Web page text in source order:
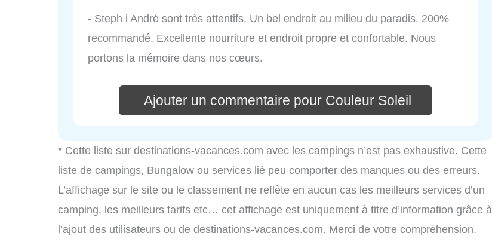
- Steph i André sont très attentifs. Un bel endroit au milieu du paradis. 200%
recommandé. Excellente nourriture et endroit propre et confortable. Nous
portons la mémoire dans nos cœurs.
Ajouter un commentaire pour Couleur Soleil
* Cette liste sur destinations-vacances.com avec les campings n’est pas exhaustive. Cette
liste de campings, Bungalow ou services lié peu comporter des manques ou des erreurs.
L’affichage sur le site ou le classement ne reflète en aucun cas les meilleurs services d’un
camping, les meilleurs tarifs etc… cet affichage est uniquement à titre d’information grâce à
l’ajout des utilisateurs ou de destinations-vacances.com. Merci de votre compréhension.